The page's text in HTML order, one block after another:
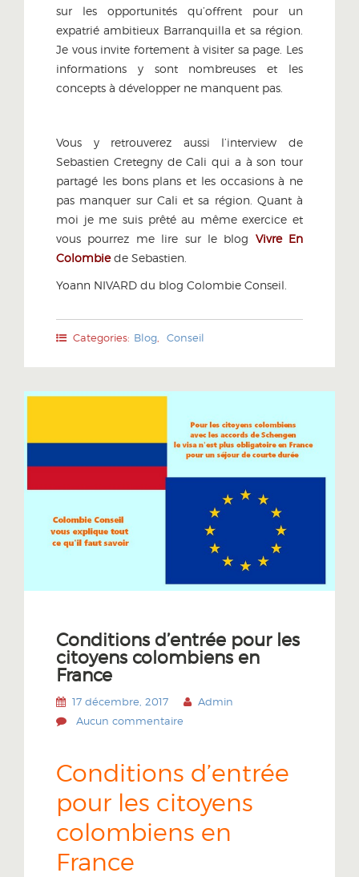
sur les opportunités qu’offrent pour un
expatrié ambitieux Barranquilla et sa région.
Je vous invite fortement à visiter sa page. Les
informations y sont nombreuses et les
concepts à développer ne manquent pas.
Vous y retrouverez aussi l’interview de
Sebastien Cretegny de Cali qui a à son tour
partagé les bons plans et les occasions à ne
pas manquer sur Cali et sa région. Quant à
moi je me suis prêté au même exercice et
vous pourrez me lire sur le blog Vivre En
Colombiede Sebastien.
Yoann NIVARD du blog Colombie Conseil.
Categories: Blog, Conseil
Conditions d’entrée pour les
citoyens colombiens en
France
17 décembre, 2017
Admin
Aucun commentaire
Conditions d’entrée
pour les citoyens
colombiens en
France